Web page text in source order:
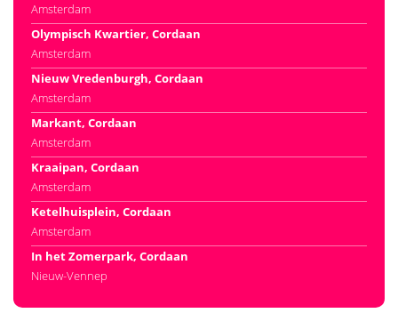
Amsterdam
Olympisch Kwartier, Cordaan
Amsterdam
Nieuw Vredenburgh, Cordaan
Amsterdam
Markant, Cordaan
Amsterdam
Kraaipan, Cordaan
Amsterdam
Ketelhuisplein, Cordaan
Amsterdam
In het Zomerpark, Cordaan
Nieuw-Vennep